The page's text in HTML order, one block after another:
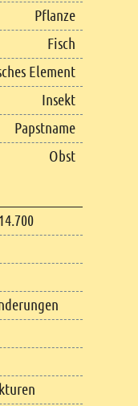
Pflanze
Fisch
Element
Insekt
Papstname
Obst